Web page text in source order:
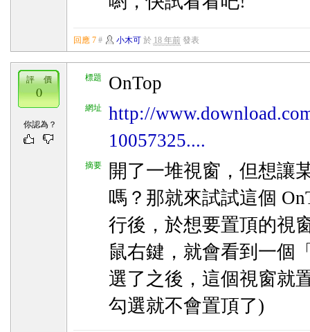
回應 7 # 小木可於 18 年前發表
標題 OnTop
網址
http://
10057325....
摘要
開了一堆視窗，但想讓
嗎？那就來試試這個
行後，於想要置頂的視
鼠右鍵，就會看到一個
選了之後，這個視窗就
勾選就不會置頂了)
評 價
0
你認為？